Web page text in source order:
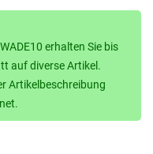
erhalten Sie bis
auf diverse Artikel.
Artikelbeschreibung